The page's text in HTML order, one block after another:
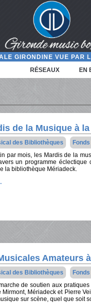
GIRONDINE VUE PAR
RÉSEAUX EN
de la Musique à
des Bibliothèques
par mois, les Mardis de la
un programme éclectique
la bibliothèque Mériadeck.
Amateurs
des Bibliothèques
de soutien aux
Mirmont, Mériadeck et Pierre
sur scène, quel que soit